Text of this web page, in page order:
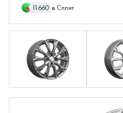
11660 в Сплит